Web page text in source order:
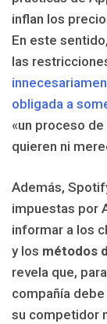
inflan los
En este
las
obligada a
«un proceso
quieren ni
Además,
impuestas por
informar a los
y los métodos
revela que,
compañía
su competidor